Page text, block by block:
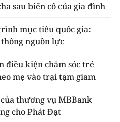
sau biến cố của gia đình
mục tiêu quốc gia:
nguồn lực
điều kiện chăm sóc trẻ
mẹ vào trại tạm giam
thương vụ MBBank
cho Phát Đạt